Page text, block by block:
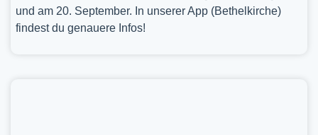
und am 20. September. In unserer App (Bethelkirche)
findest du genauere Infos!